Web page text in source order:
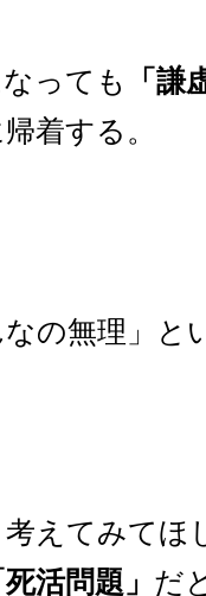
っても
「
着する。
の無理」と
えてみてほ
死活問題」 だ